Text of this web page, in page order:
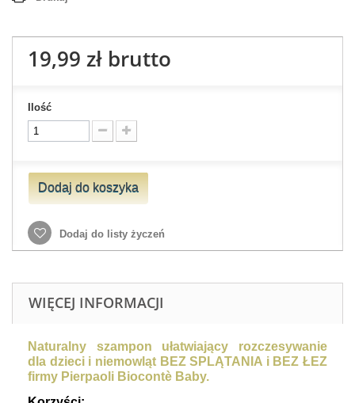
19,99 zł brutto
Ilość
Dodaj do koszyka
Dodaj do listy życzeń
WIĘCEJ INFORMACJI
Naturalny szampon ułatwiający rozczesywanie
dla dzieci i niemowląt BEZ SPLĄTANIA i BEZ ŁEZ
firmy Pierpaoli Biocontè Baby.